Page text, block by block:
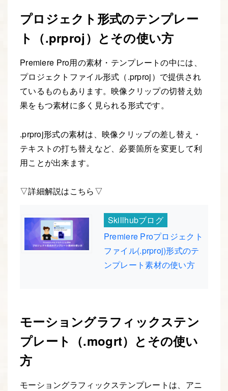
プロジェクト形式のテンプレー
ト（.prproj）とその使い方
Premiere Pro用の素材・テンプレートの中には、
プロジェクトファイル形式（.prproj）で提供され
ているものもあります。映像クリップの切替え効
果をもつ素材に多く見られる形式です。
.prproj形式の素材は、映像クリップの差し替え・
テキストの打ち替えなど、必要箇所を変更して利
用ことが出来ます。
▽詳細解説はこちら▽
Skillhubブログ
Premiere Proプロジェクト
ファイル(.prproj)形式のテ
ンプレート素材の使い方
モーショングラフィックステン
プレート（.mogrt）とその使い
方
モーショングラフィックステンプレートは、アニ